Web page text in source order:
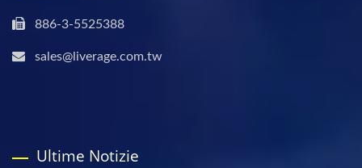
886-3-5525388
sales@liverage.com.tw
Ultime Notizie